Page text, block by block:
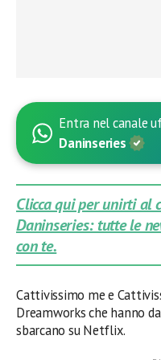
Entra nel canale
Daninseries
Clicca qui per unirti al
Daninseries: tutte le
con te.
Cattivissimo me e
Dreamworks che hanno
sbarcano su Netflix.